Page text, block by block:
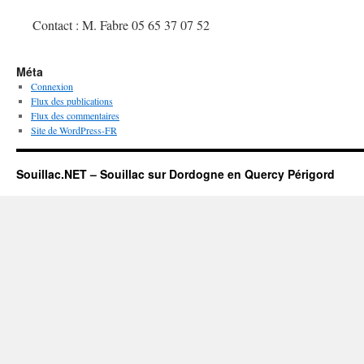
Contact : M. Fabre 05 65 37 07 52
Méta
Connexion
Flux des publications
Flux des commentaires
Site de WordPress-FR
Souillac.NET – Souillac sur Dordogne en Quercy Périgord